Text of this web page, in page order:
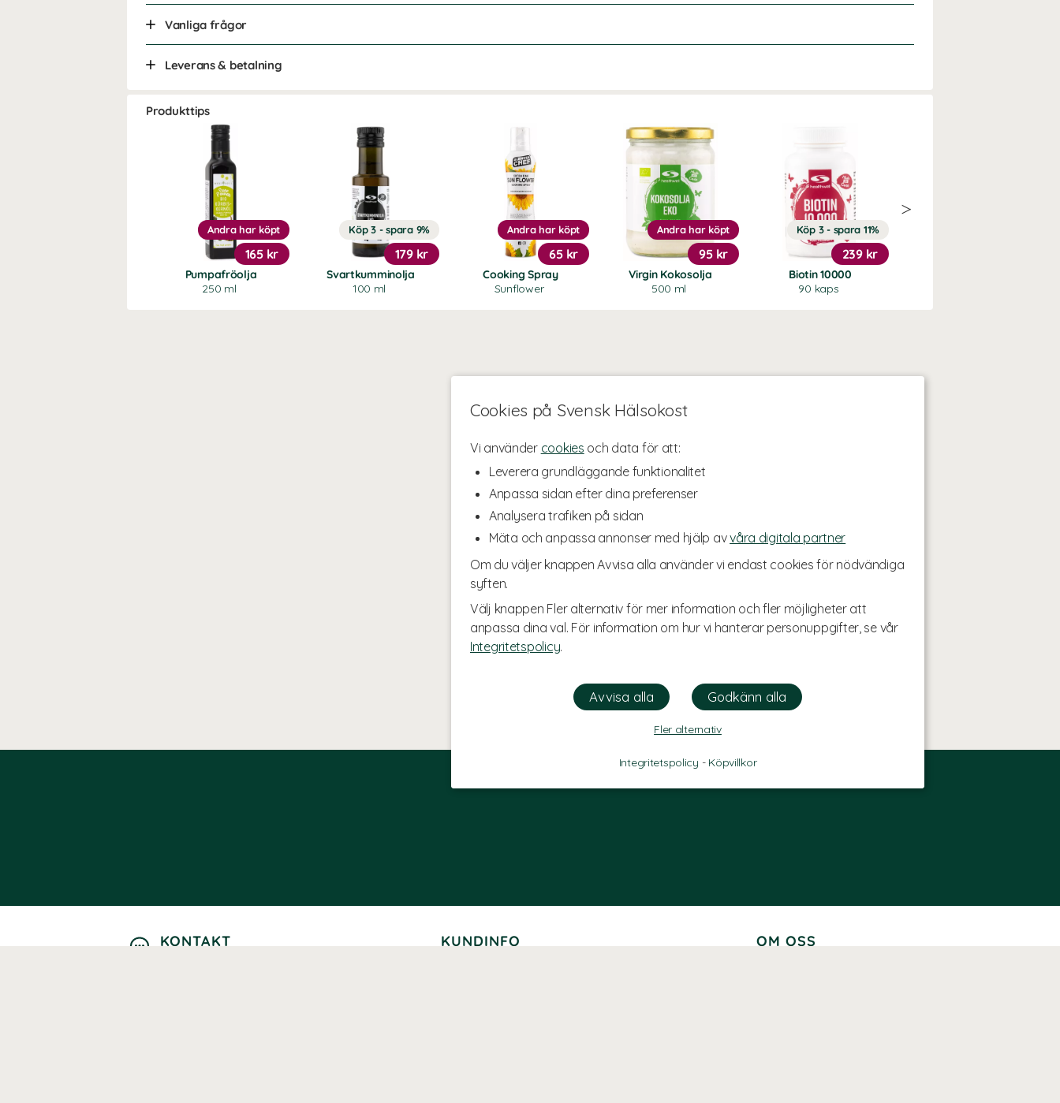
Cookies på Svensk Hälsokost
Vi använder cookies och data för att:
Leverera grundläggande funktionalitet
Anpassa sidan efter dina preferenser
Analysera trafiken på sidan
Mäta och anpassa annonser med hjälp avvåra digitala partner
Om du väljer knappen Avvisa alla använder vi endast cookies för nödvändiga
syften.
Välj knappen Fler alternativ för mer information och fler möjligheter att
anpassa dina val. För information om hur vi hanterar personuppgifter, se vår
Integritetspolicy.
Fler alternativ
Integritetspolicy - Köpvillkor
Vanliga frågor
Leverans & betalning
Produkttips
Pumpafröolja
250 ml
Andra har köpt
165 kr
Svartkumminolja
100 ml
Köp 3 - spara 9%
179 kr
Cooking Spray
Sunflower
Andra har köpt
65 kr
Virgin Kokosolja
500 ml
Andra har köpt
95 kr
Biotin 10000
90 kaps
Köp 3 - spara 11%
239 kr
KONTAKT KUNDINFO OM OSS